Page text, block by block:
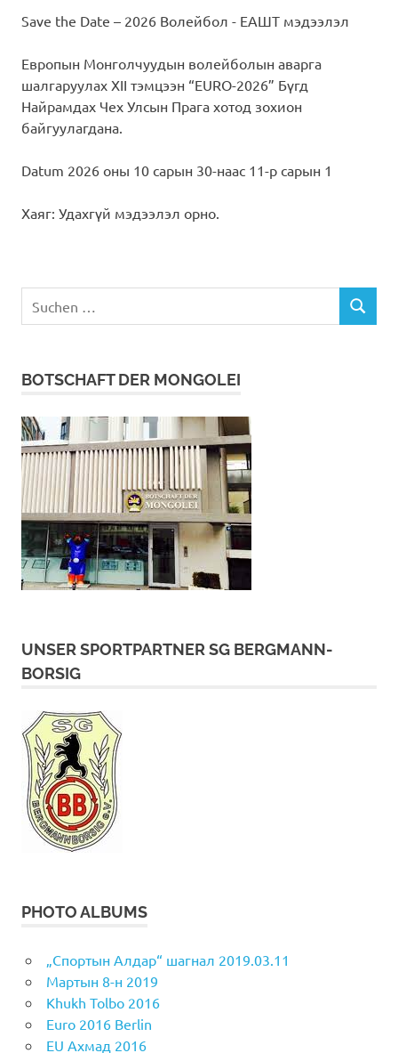
Save the Date – 2026 Волейбол - ЕАШТ мэдээлэл
Европын Монголчуудын волейболын аварга
шалгаруулах XII тэмцээн “EURO-2026” Бүгд
Найрамдах Чех Улсын Прага хотод зохион
байгуулагдана.
Datum 2026 оны 10 сарын 30-наас 11-р сарын 1
Хаяг: Удахгүй мэдээлэл орно.
nach:
SUCHEN
BOTSCHAFT DER MONGOLEI
UNSER SPORTPARTNER SG BERGMANN-
BORSIG
PHOTO ALBUMS
„Спортын Алдар“ шагнал 2019.03.11
Мартын 8-н 2019
Khukh Tolbo 2016
Euro 2016 Berlin
EU Aхмад 2016